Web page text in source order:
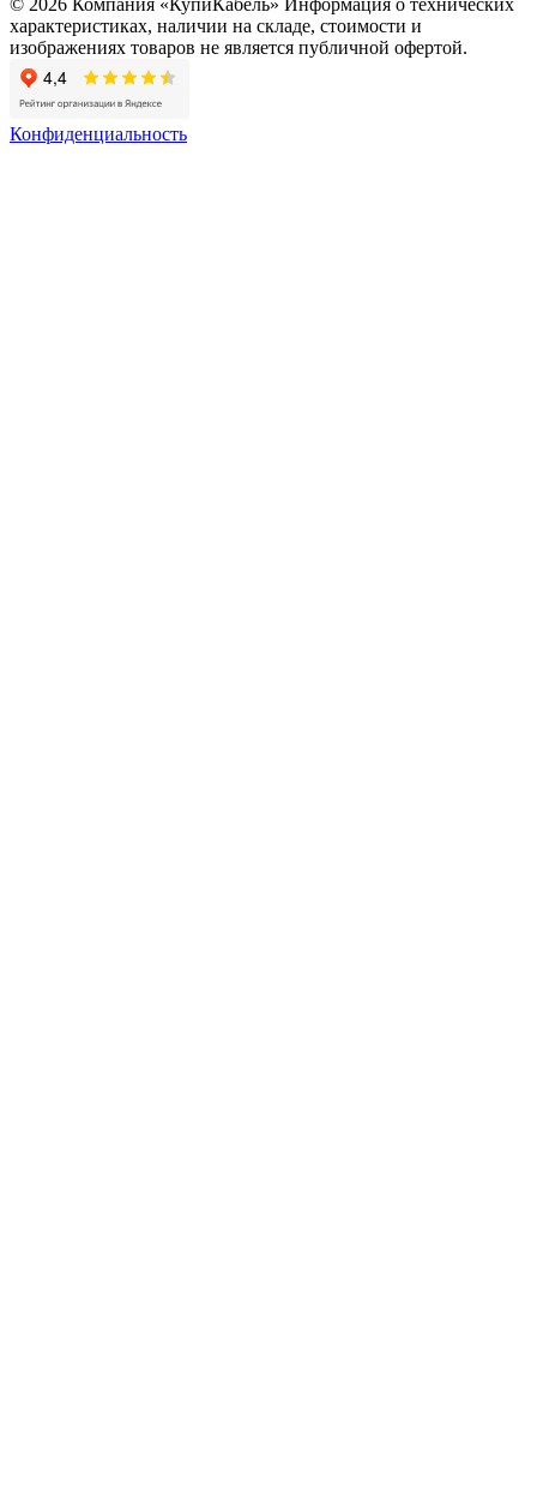
© 2026 Компания «КупиКабель» Информация о технических
характеристиках, наличии на складе, стоимости и
изображениях товаров не является публичной офертой.
Конфиденциальность